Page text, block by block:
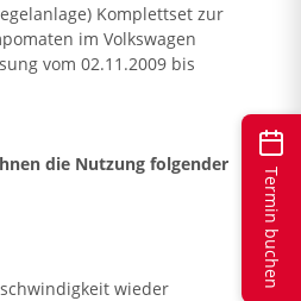
Komplettset zur
im Volkswagen
vom 02.11.2009 bis
die Nutzung folgender
wieder
Termin buchen